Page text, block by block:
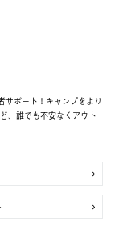
サポート！キャンプをより
、誰でも不安なくアウト